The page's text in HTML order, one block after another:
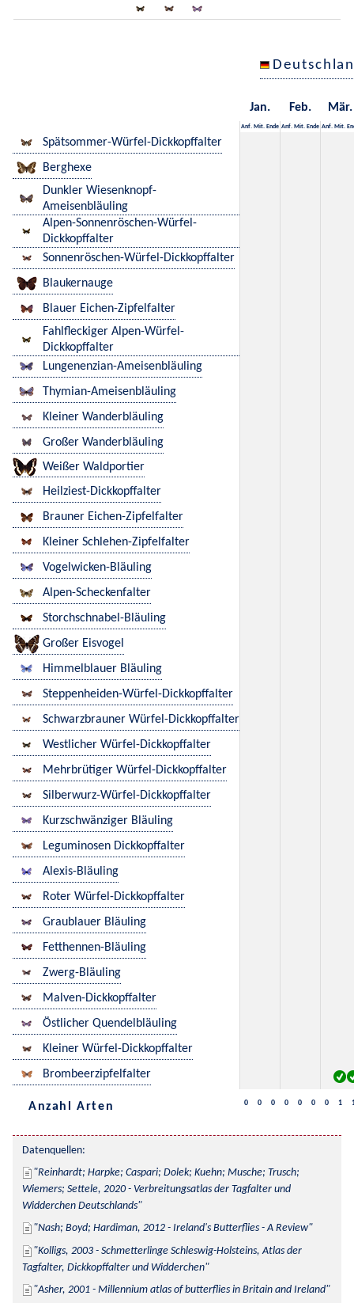
Jan. Feb. Mär.
Anf. Mit. Ende Anf. Mit. Ende Anf. Mit.
Spätsommer-Würfel-Dickkopffalter
Berghexe
Dunkler Wiesenknopf-
Ameisenbläuling
Alpen-Sonnenröschen-Würfel-
Dickkopffalter
Sonnenröschen-Würfel-Dickkopffalter
Blaukernauge
Blauer Eichen-Zipfelfalter
Fahlfleckiger Alpen-Würfel-
Dickkopffalter
Lungenenzian-Ameisenbläuling
Thymian-Ameisenbläuling
Kleiner Wanderbläuling
Großer Wanderbläuling
Weißer Waldportier
Heilziest-Dickkopffalter
Brauner Eichen-Zipfelfalter
Kleiner Schlehen-Zipfelfalter
Vogelwicken-Bläuling
Alpen-Scheckenfalter
Storchschnabel-Bläuling
Großer Eisvogel
Himmelblauer Bläuling
Steppenheiden-Würfel-Dickkopffalter
Schwarzbrauner Würfel-Dickkopffalter
Westlicher Würfel-Dickkopffalter
Mehrbrütiger Würfel-Dickkopffalter
Silberwurz-Würfel-Dickkopffalter
Kurzschwänziger Bläuling
Leguminosen Dickkopffalter
Alexis-Bläuling
Roter Würfel-Dickkopffalter
Graublauer Bläuling
Fetthennen-Bläuling
Zwerg-Bläuling
Malven-Dickkopffalter
Östlicher Quendelbläuling
Kleiner Würfel-Dickkopffalter
Brombeerzipfelfalter
Anzahl Arten 0 0 0 0 0 0 0 1
Datenquellen:
Reinhardt; Harpke; Caspari; Dolek; Kuehn; Musche; Trusch;
Wiemers; Settele, 2020 - Verbreitungsatlas der Tagfalter und
Widderchen Deutschlands
Nash; Boyd; Hardiman, 2012 - Ireland's Butterflies - A Review
Kolligs, 2003 - Schmetterlinge Schleswig-Holsteins, Atlas der
Tagfalter, Dickkopffalter und Widderchen
Asher, 2001 - Millennium atlas of butterflies in Britain and Ireland